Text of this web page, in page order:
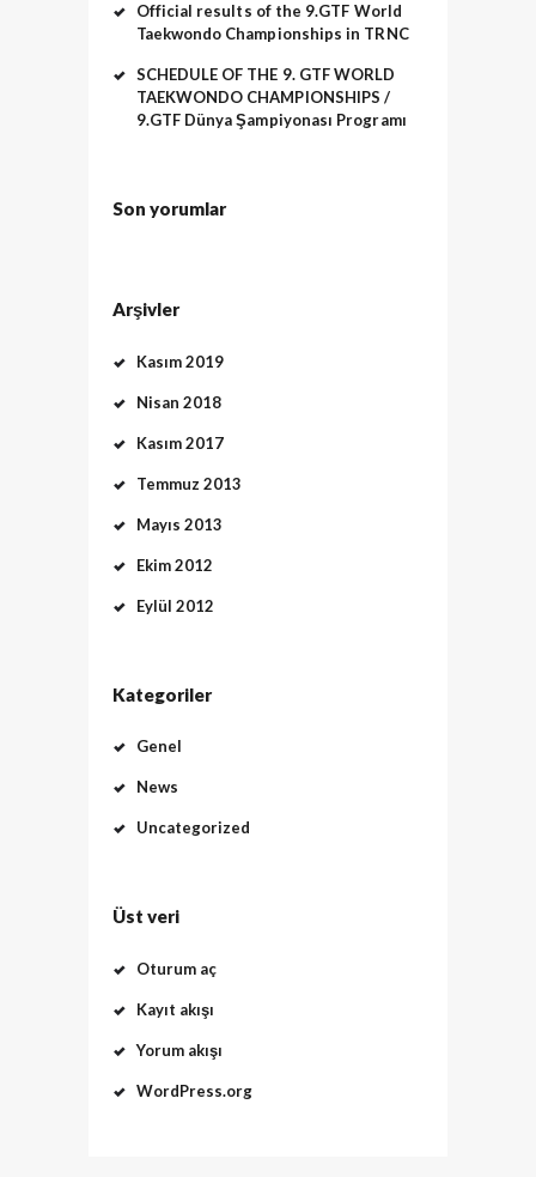
Official results of the 9.GTF World
Taekwondo Championships in TRNC
SCHEDULE OF THE 9. GTF WORLD
TAEKWONDO CHAMPIONSHIPS /
9.GTF Dünya Şampiyonası Programı
Son yorumlar
Arşivler
Kasım 2019
Nisan 2018
Kasım 2017
Temmuz 2013
Mayıs 2013
Ekim 2012
Eylül 2012
Kategoriler
Genel
News
Uncategorized
Üst veri
Oturum aç
Kayıt akışı
Yorum akışı
WordPress.org